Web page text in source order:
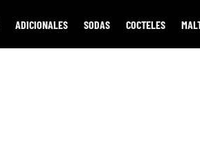
ADICIONALES SODAS COCTELES